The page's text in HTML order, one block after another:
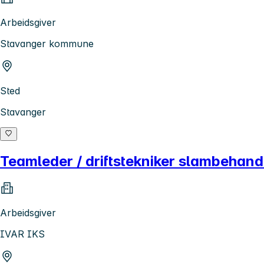
Arbeidsgiver
Stavanger kommune
Sted
Stavanger
Teamleder / driftstekniker
Arbeidsgiver
IVAR IKS